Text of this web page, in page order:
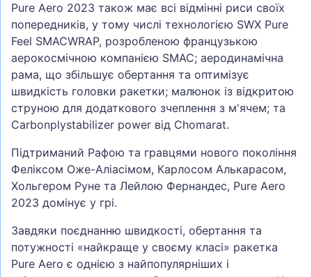
Pure Aero 2023 також має всі відмінні риси своїх
попередників, у тому числі технологією SWX Pure
Feel SMACWRAP, розробленою французькою
аерокосмічною компанією SMAC; аеродинамічна
рама, що збільшує обертання та оптимізує
швидкість головки ракетки; малюнок із відкритою
струною для додаткового зчеплення з м'ячем; та
Carbonplystabilizer power від Chomarat.
Підтриманий Рафою та гравцями нового покоління
Феліксом Оже-Аліасімом, Карлосом Алькарасом,
Хольгером Руне та Лейлою Фернандес, Pure Aero
2023 домінує у грі.
Завдяки поєднанню швидкості, обертання та
потужності «найкраще у своєму класі» ракетка
Pure Aero є однією з найпопулярніших і